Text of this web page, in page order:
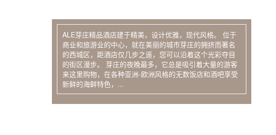
ALE芽庄精品酒店建于精美，设计优雅，现代风格。 位于
商业和旅游业的中心，就在美丽的城市芽庄的拥挤而著名
的西城区，距酒店仅几步之遥，您可以沿着这个光彩夺目
的街区漫步。 芽庄的夜晚最多，它总是吸引着大量的游客
来这里购物，在各种亚洲-欧洲风格的无数饭店和酒吧享受
新鲜的海鲜特色，...